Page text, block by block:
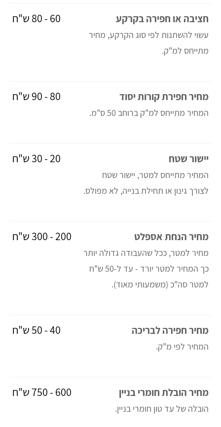
חציבה או חפירה בקרקע
עשוי להשתנות לפי סוג הקרקע, מחיר
מתייחס למ"ק.
60 - 80 ש"ח
מחיר חפירת קורות יסוד
המחיר מתייחס למ"ק ברוחב 50 ס"מ.
80 - 90 ש"ח
יישור שטח
המחיר מתייחס למטר, יישור שטח
לצורך גינון או תחילת בנייה, לא מפולס.
20 - 30 ש"ח
מחיר הנחת אספלט
מחיר למטר, ככל שהעבודה גדולה יותר
כך המחיר למטר יורד - עד ל-50 ש"ח
למטר סה"כ (משמעותי מאוד).
200 - 300 ש"ח
מחיר חפירה לבריכה
המחיר לפי מ"ק.
40 - 50 ש"ח
מחיר הובלת חומרי בניין
הובלה של עד טון חומרי בניין.
600 - 750 ש"ח